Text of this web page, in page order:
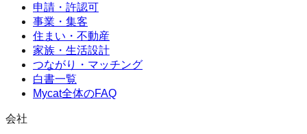
申請・許認可
事業・集客
住まい・不動産
家族・生活設計
つながり・マッチング
白書一覧
Mycat全体のFAQ
会社